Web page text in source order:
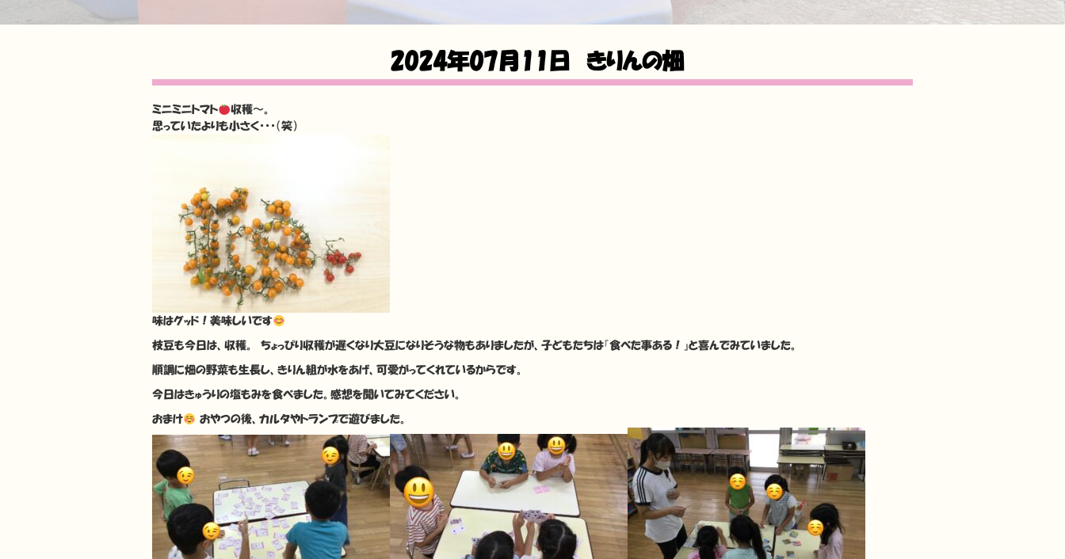
2024年07月11日 きりんの畑
ミニミニトマト
収穫〜。
思っていたよりも小さく・・・（笑）
味はグッド！美味しいです
枝豆も今日は、収穫。 ちょっぴり収穫が遅くなり大豆になりそうな物もありましたが、子どもたちは『食べた事ある！』と喜んでみていました。
順調に畑の野菜も生長し、きりん組が水をあげ、可愛がってくれているからです。
今日はきゅうりの塩もみを食べました。感想を聞いてみてください。
おまけ おやつの後、カルタやトランプで遊びました。